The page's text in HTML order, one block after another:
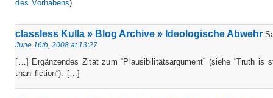
des Vorhabens)
classless Kulla » Blog Archive » Ideologische Abwehr
June 16th, 2008 at 13:27
[…] Ergänzendes Zitat zum “Plausibilitätsargument” (siehe “Truth is
than fiction“): […]